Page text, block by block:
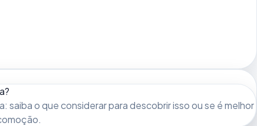
saiba o que considerar para descobrir isso ou se é melhor